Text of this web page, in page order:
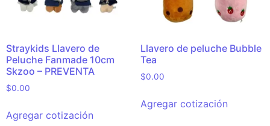
Straykids Llavero de
Peluche Fanmade 10cm
Skzoo – PREVENTA
$0.00
Agregar cotización
Llavero de peluche Bubble
Tea
$0.00
Agregar cotización